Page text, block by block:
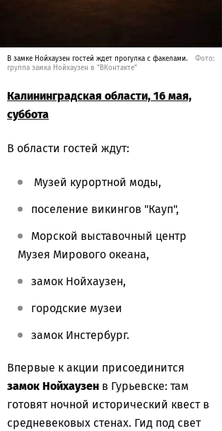
В замке Нойхаузен гостей ждет прогулка с факелами.
Фото:
группа замка Нойхаузен в "ВКонтакте"
Калининградская области, 16 мая,
суббота
В области гостей ждут:
Музей курортной моды,
поселение викингов "Кауп",
Морской выставочный центр
Музея Мирового океана,
замок Нойхаузен,
городские музеи
замок Инстербург.
Впервые к акции присоединится
замок Нойхаузен в Гурьевске: там
готовят ночной исторический квест в
средневековых стенах. Гид под свет